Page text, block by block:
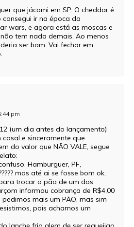
que jácomi em SP. O cheddar é
consegui ir na época da
wars, e agora está as moscas e
tem nada demais. Ao menos
ser bom. Vai fechar em
pm
(um dia antes do lançamento)
e sinceramente que
do valor que NÃO VALE, segue
Hamburguer, PF,
mas até ai se fosse bom ok,
trocar o pão de um dos
informou cobrança de R$4,00
mais um PÃO, mas sim
pois achamos um